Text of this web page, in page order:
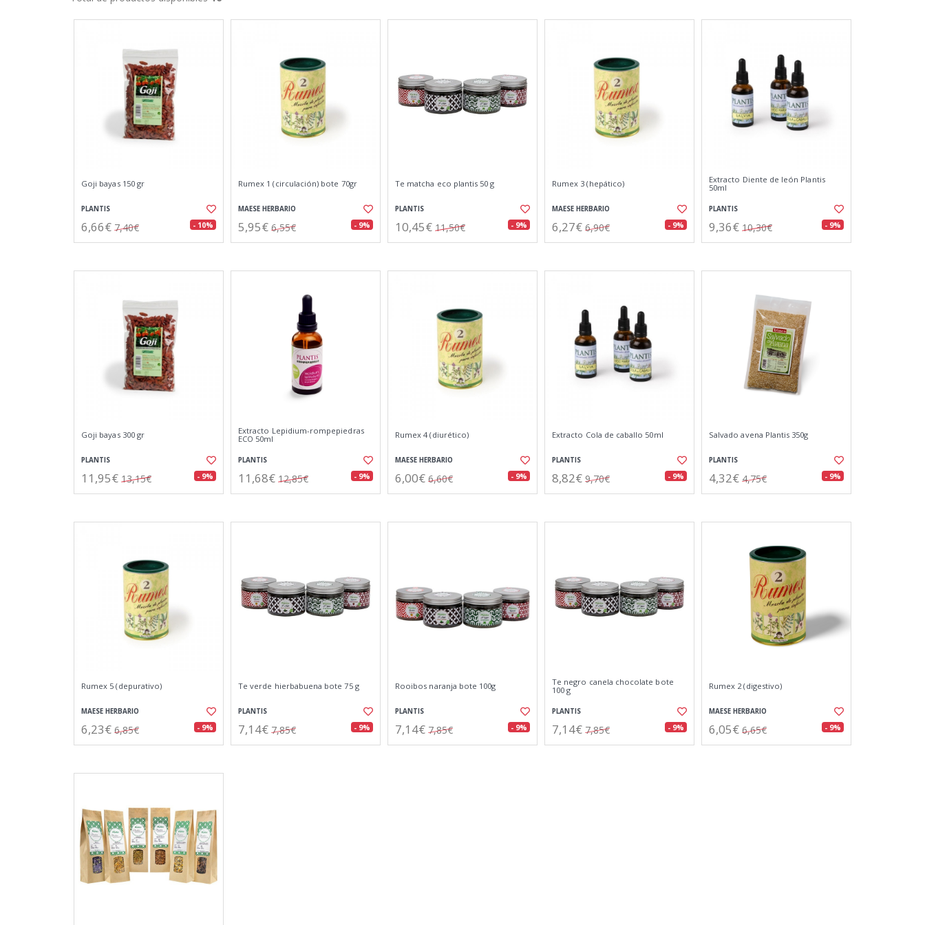
Goji bayas 150 gr
PLANTIS
6,66€ 7,40€ - 10%
Rumex 1 (circulación) bote 70gr
MAESE HERBARIO
5,95€ 6,55€ - 9%
Te matcha eco plantis 50 g
PLANTIS
10,45€ 11,50€ - 9%
Rumex 3 (hepático)
MAESE HERBARIO
6,27€ 6,90€ - 9%
Extracto Diente de león Plantis
50ml
PLANTIS
9,36€ 10,30€ - 9%
Goji bayas 300 gr
PLANTIS
11,95€ 13,15€ - 9%
Extracto Lepidium-rompepiedras
ECO 50ml
PLANTIS
11,68€ 12,85€ - 9%
Rumex 4 (diurético)
MAESE HERBARIO
6,00€ 6,60€ - 9%
Extracto Cola de caballo 50ml
PLANTIS
8,82€ 9,70€ - 9%
Salvado avena Plantis 350g
PLANTIS
4,32€ 4,75€ - 9%
Rumex 5 (depurativo)
MAESE HERBARIO
6,23€ 6,85€ - 9%
Te verde hierbabuena bote 75 g
PLANTIS
7,14€ 7,85€ - 9%
Rooibos naranja bote 100g
PLANTIS
7,14€ 7,85€ - 9%
Te negro canela chocolate bote
100 g
PLANTIS
7,14€ 7,85€ - 9%
Rumex 2 (digestivo)
MAESE HERBARIO
6,05€ 6,65€ - 9%